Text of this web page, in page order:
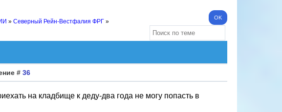
» Северный Рейн-Вестфалия ФРГ »
# 36
на кладбище к деду-два года не могу попасть в